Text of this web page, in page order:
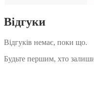
Відгуки
Відгуків немає, поки що.
Будьте першим, хто